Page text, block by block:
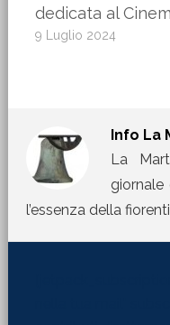
dedicata al
9 Luglio 2024
Info La
La
l’essenza della